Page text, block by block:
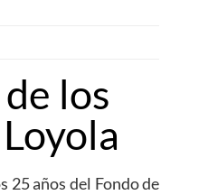
los
25 años del Fondo de